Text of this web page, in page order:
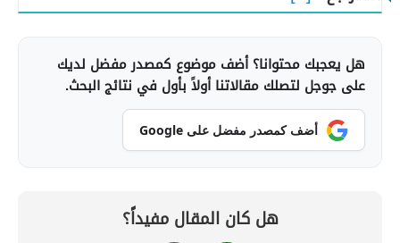
هل يعجبك محتوانا؟ أضف موضوع كمصدر مفضل لديك
على جوجل لتصلك مقالاتنا أولاً بأول في نتائج البحث.
أضف كمصدر مفضل على Google
هل كان المقال مفيداً؟